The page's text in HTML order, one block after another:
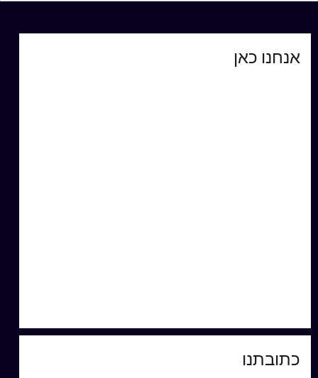
אנחנו כאן
כתובתנו